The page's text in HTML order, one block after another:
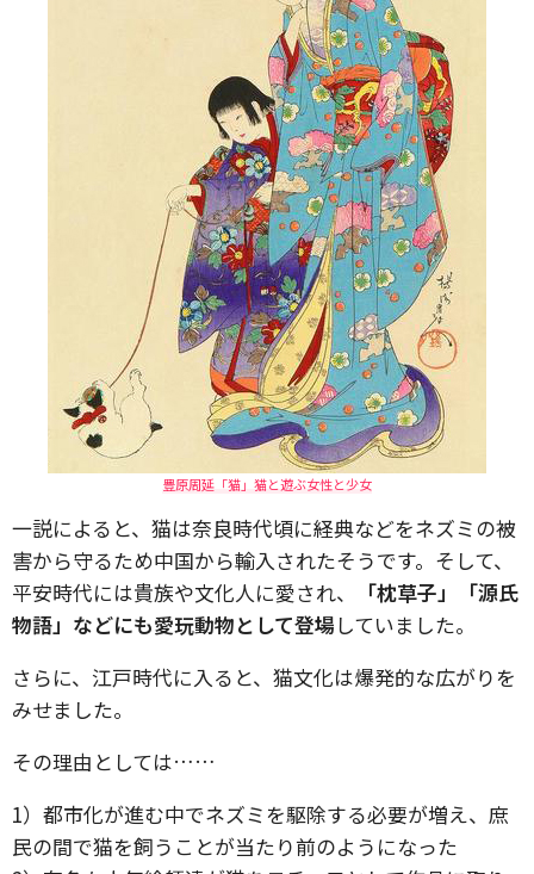
豊原周延「猫」猫と遊ぶ女性と少女
一説によると、猫は奈良時代頃に経典などをネズミの被
害から守るため中国から輸入されたそうです。そして、
平安時代には貴族や文化人に愛され、
「枕草子」「源氏
物語」などにも愛玩動物として登場 していました。
さらに、江戸時代に入ると、猫文化は爆発的な広がりを
みせました。
その理由としては……
1）都市化が進む中でネズミを駆除する必要が増え、庶
民の間で猫を飼うことが当たり前のようになった